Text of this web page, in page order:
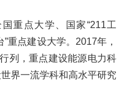
重点大学、国家“211工
重点建设大学。2017年，
列，重点建设能源电力科
界一流学科和高水平研究